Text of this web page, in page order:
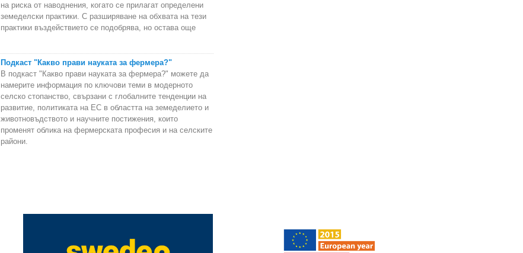
на риска от наводнения, когато се прилагат определени
земеделски практики. С разширяване на обхвата на тези
практики въздействието се подобрява, но остава още
Подкаст "Какво прави науката за фермера?"
В подкаст "Какво прави науката за фермера?" можете да
намерите информация по ключови теми в модерното
селско стопанство, свързани с глобалните тенденции на
развитие, политиката на ЕС в областта на земеделието и
животновъдството и научните постижения, които
променят облика на фермерската професия и на селските
райони.